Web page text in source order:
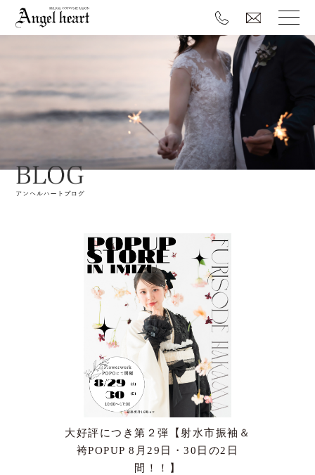
大好評につき第２弾【射水市振袖＆
袴POPUP 8月29日・30日の2日
間！！】